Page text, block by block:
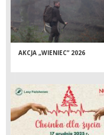
AKCJA „WIENIEC” 2026